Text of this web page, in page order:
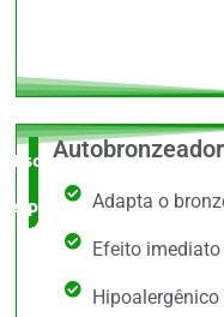
Escolha do
especialistaAdapta o
Efeito